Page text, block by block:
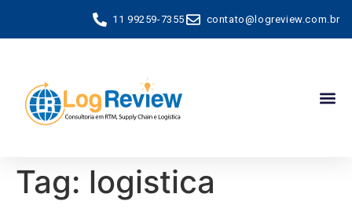
11 99259-7355 contato@logreview.com.br
Tag: logistica